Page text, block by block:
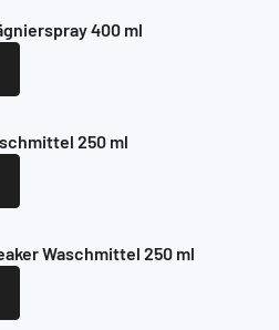
400 ml
250 ml
Waschmittel 250 ml